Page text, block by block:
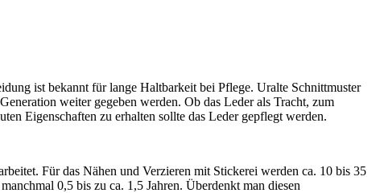
ist bekannt für lange Haltbarkeit bei Pflege. Uralte Schnittmuster
weiter gegeben werden. Ob das Leder als Tracht, zum
Eigenschaften zu erhalten sollte das Leder gepflegt werden.
Für das Nähen und Verzieren mit Stickerei werden ca. 10 bis 35
0,5 bis zu ca. 1,5 Jahren. Überdenkt man diesen